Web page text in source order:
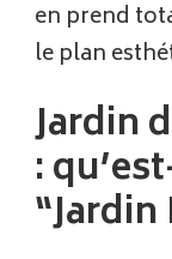
en prend
le plan
Jardin
: